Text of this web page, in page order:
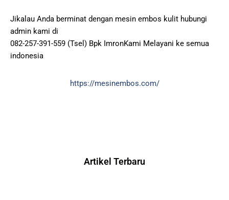
Jikalau Anda berminat dengan mesin embos kulit hubungi
admin kami di
082-257-391-559 (Tsel) Bpk ImronKami Melayani ke semua
indonesia
https://mesinembos.com/
Artikel Terbaru